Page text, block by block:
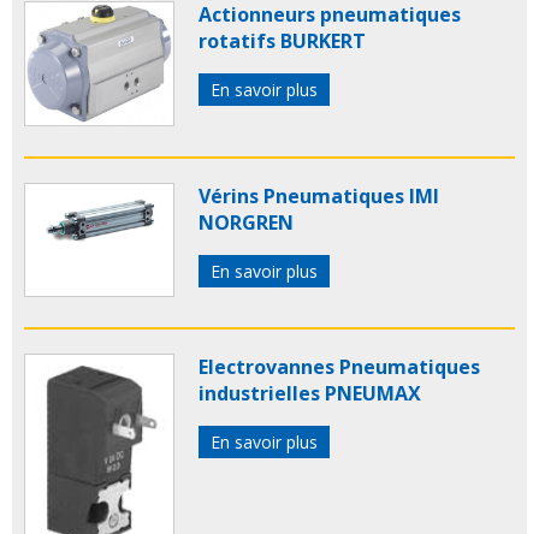
Actionneurs pneumatiques
rotatifs BURKERT
En savoir plus
Vérins Pneumatiques IMI
NORGREN
En savoir plus
Electrovannes Pneumatiques
industrielles PNEUMAX
En savoir plus